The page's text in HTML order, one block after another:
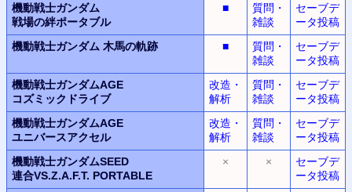
機動戦士ガンダム
戦場の絆ポータブル
■
質問・
雑談
セーブデ
ータ投稿
機動戦士ガンダム 木馬の軌跡 ■
質問・
雑談
セーブデ
ータ投稿
機動戦士ガンダムAGE
コズミックドライブ
改造・
解析
質問・
雑談
セーブデ
ータ投稿
機動戦士ガンダムAGE
ユニバースアクセル
改造・
解析
質問・
雑談
セーブデ
ータ投稿
機動戦士ガンダムSEED
連合VS.Z.A.F.T. PORTABLE
× ×
セーブデ
ータ投稿